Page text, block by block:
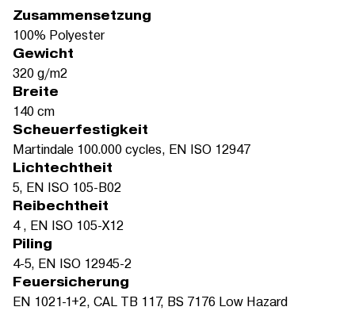
Zusammensetzung
100% Polyester
Gewicht
320 g/m2
Breite
140 cm
Scheuerfestigkeit
Martindale 100.000 cycles, EN ISO 12947
Lichtechtheit
5, EN ISO 105-B02
Reibechtheit
4 , EN ISO 105-X12
Piling
4-5, EN ISO 12945-2
Feuersicherung
EN 1021-1+2, CAL TB 117, BS 7176 Low Hazard